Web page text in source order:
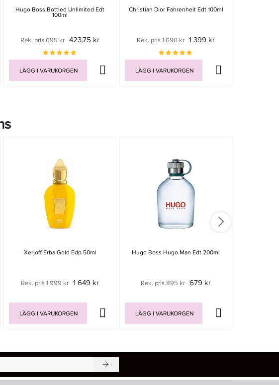
Hugo Boss Bottled Unlimited Edt
100ml
Rek. pris 695 kr 423,75 kr
LÄGG I VARUKORGEN
Christian Dior Fahrenheit Edt 100ml
Rek. pris 1 690 kr 1 399 kr
LÄGG I VARUKORGEN
Xerjoff Erba Gold Edp 50ml
Rek. pris 1 999 kr 1 649 kr
LÄGG I VARUKORGEN
Hugo Boss Hugo Man Edt 200ml
Rek. pris 895 kr 679 kr
LÄGG I VARUKORGEN